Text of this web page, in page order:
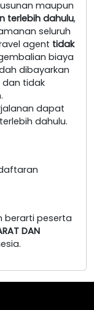
maupun
terlebih dahulu,
seluruh
agent tidak
biaya
dibayarkan
dan tidak
dapat
dahulu.
berarti peserta
DAN